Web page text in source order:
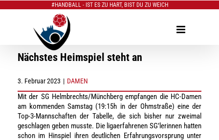
#HANDBALL - IST ES ZU HART, BIST DU ZU WEICH
Nächstes Heimspiel steht an
3. Februar 2023 | DAMEN
Mit der SG Helmbrechts/Münchberg empfangen die HC-Damen
am kommenden Samstag (19:15h in der Ohmstraße) eine der
Top-3-Mannschaften der Tabelle, die sich bisher nur zweimal
geschlagen geben musste. Die ligaerfahrenen SG’lerinnen hatten
schon im Hinspiel ihren deutlichen Erfahrungsvorsprung unter